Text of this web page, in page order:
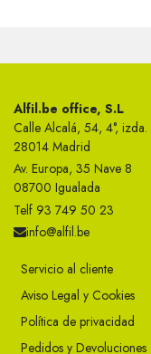
Alfil.be office, S.L
Calle Alcalá, 54, 4°, izda.
28014 Madrid
Av. Europa, 35 Nave 8
08700 Igualada
Telf 93 749 50 23
info@alfil.be
Servicio al cliente
Aviso Legal y Cookies
Política de privacidad
Pedidos y Devoluciones